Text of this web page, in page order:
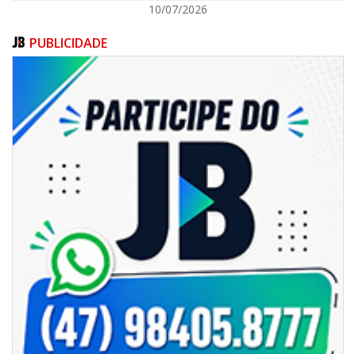
06/08/2026 | 18:18
Programa de IST/Aids e Hepatites Virais faz testagem rápida em frente
ao CIS
GERAL
10/07/2026
PUBLICIDADE